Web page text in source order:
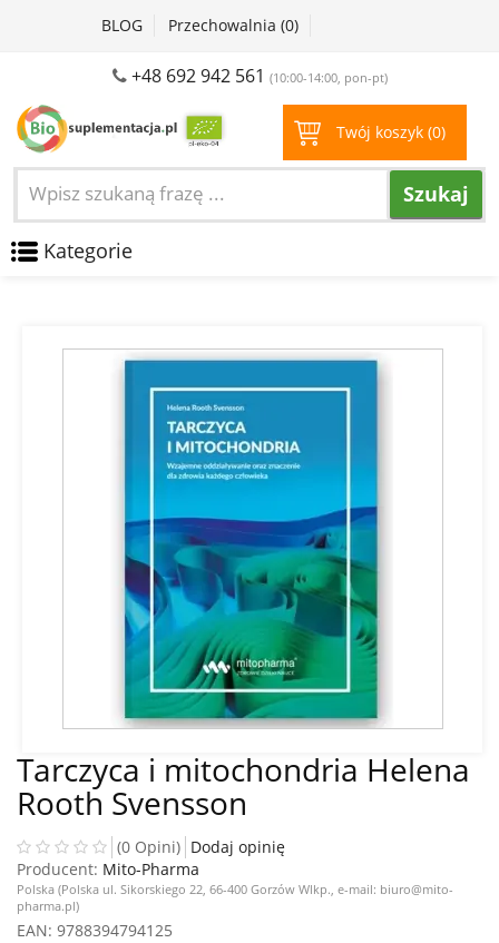
BLOG Przechowalnia (0)
+48 692 942 561 (10:00-14:00, pon-pt)
Twój koszyk (0)
Szukaj
Kategorie
Tarczyca i mitochondria Helena
Rooth Svensson
(0 Opini) Dodaj opinię
Producent: Mito-Pharma
Polska (Polska ul. Sikorskiego 22, 66-400 Gorzów Wlkp., e-mail: biuro@mito-
pharma.pl)
EAN: 9788394794125